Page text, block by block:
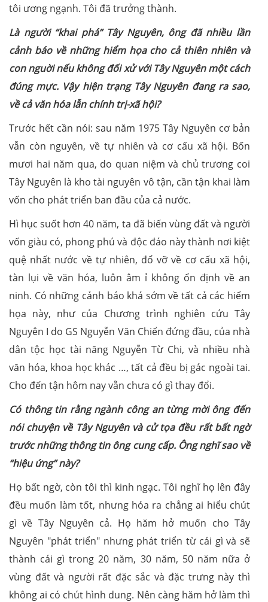
tôi ương ngạnh. Tôi đã trưởng thành.
Là người “khai phá” Tây Nguyên, ông đã nhiều lần
cảnh báo về những hiểm họa cho cả thiên nhiên và
con nguời nếu không đối xử với Tây Nguyên một cách
đúng mực. Vậy hiện trạng Tây Nguyên đang ra sao,
về cả văn hóa lẫn chính trị-xã hội?
Trước hết cần nói: sau năm 1975 Tây Nguyên cơ bản
vẫn còn nguyên, về tự nhiên và cơ cấu xã hội. Bốn
mươi hai năm qua, do quan niệm và chủ trương coi
Tây Nguyên là kho tài nguyên vô tận, cần tận khai làm
vốn cho phát triển ban đầu của cả nước.
Hì hục suốt hơn 40 năm, ta đã biến vùng đất và người
vốn giàu có, phong phú và độc đáo này thành nơi kiệt
quệ nhất nước về tự nhiên, đổ vỡ về cơ cấu xã hội,
tàn lụi về văn hóa, luôn âm ỉ không ổn định về an
ninh. Có những cảnh báo khá sớm về tất cả các hiểm
họa này, như của Chương trình nghiên cứu Tây
Nguyên I do GS Nguyễn Văn Chiển đứng đầu, của nhà
dân tộc học tài năng Nguyễn Từ Chi, và nhiều nhà
văn hóa, khoa học khác …, tất cả đều bị gác ngoài tai.
Cho đến tận hôm nay vẫn chưa có gì thay đổi.
Có thông tin rằng ngành công an từng mời ông đến
nói chuyện về Tây Nguyên và cử tọa đều rất bất ngờ
trước những thông tin ông cung cấp. Ông nghĩ sao về
“hiệu ứng” này?
Họ bất ngờ, còn tôi thì kinh ngạc. Tôi nghĩ họ lên đây
đều muốn làm tốt, nhưng hóa ra chẳng ai hiểu chút
gì về Tây Nguyên cả. Họ hăm hở muốn cho Tây
Nguyên "phát triển" nhưng phát triển từ cái gì và sẽ
thành cái gì trong 20 năm, 30 năm, 50 năm nữa ở
vùng đất và người rất đặc sắc và đặc trưng này thì
không ai có chút hình dung. Nên càng hăm hở làm thì